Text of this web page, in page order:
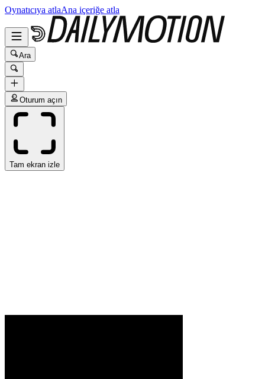
Oynatıcıya atlaAna içeriğe atla
Ara
Oturum açın
Tam ekran izle